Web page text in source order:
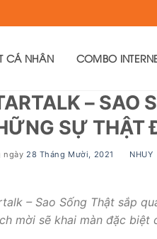
CÁ NHÂN COMBO
– SAO
SỰ THẬT
ngày 28 Tháng Mười, 2021 NHUY
– Sao Sống Thật sắp
mời sẽ khai màn đặc biệt